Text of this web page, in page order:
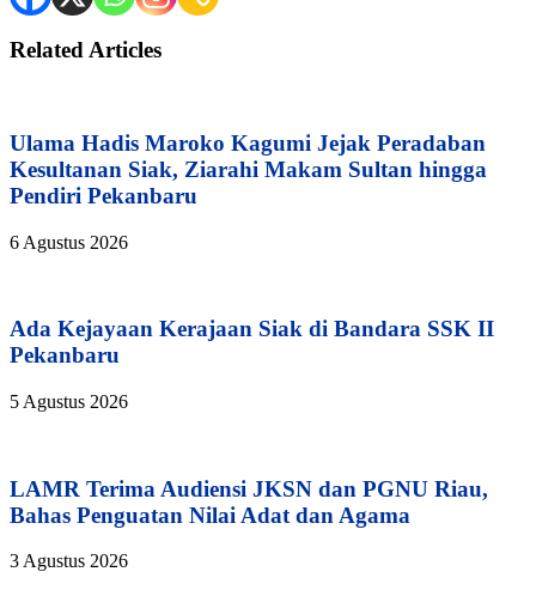
Related Articles
Ulama Hadis Maroko Kagumi Jejak Peradaban
Kesultanan Siak, Ziarahi Makam Sultan hingga
Pendiri Pekanbaru
6 Agustus 2026
Ada Kejayaan Kerajaan Siak di Bandara SSK II
Pekanbaru
5 Agustus 2026
LAMR Terima Audiensi JKSN dan PGNU Riau,
Bahas Penguatan Nilai Adat dan Agama
3 Agustus 2026